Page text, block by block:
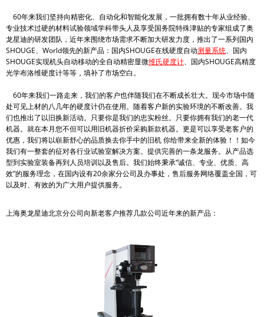
60年来我们坚持向精密化、自动化和智能化发展，一批拥有数十年从业经验、
专业技术过硬的材料试验领域学科带头人及享受国务院特殊津贴的专家组成了奥
龙星迪的研发团队，近年来围绕市场需求不断加大研发力度，推出了一系列国内
SHOUGE、World领先的新产品：国内SHOUGE在线硬度自动测量系统、国内
SHOUGE实现机头自动移动的全自动精密显微维氏硬度计、国内SHOUGE高精度
光学布洛维硬度计等等，填补了市场空白。
60年来我们一路走来，我们的客户也伴随我们在不断成长壮大。现今市场中随
处可见上材的八几年的硬度计仍在使用。随着客户新的实验环境的不断改善。我
们也推出了以旧换新活动。只要你是我们的忠实粉丝。只要你拥有我们的老一代
机器。就在本月您不但可以用旧机器折价采购新款机器。更是可以享受老客户的
优惠，我们将以崭新舒心的品质换去你手中的旧机 你给带来全新的体验！！如今
我们有一整套的征对各行业试验室解决方案。提供完善的一条龙服务。从产品选
型到实验室装备再到人员培训以及售后。我们始终秉承“诚信、专业、优质、高
效”的服务理念，在国内设有20余家分公司及办事处，售后服务网络覆盖全国，可
以及时、有效的为广大用户提供服务。
上海奥龙星迪北京分公司向新老客户推荐几款公司近年来的新产品：